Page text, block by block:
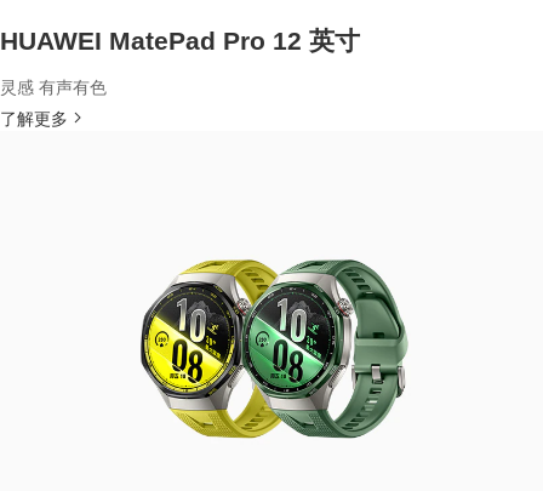
HUAWEI MatePad Pro 12 英寸
灵感 有声有色
了解更多